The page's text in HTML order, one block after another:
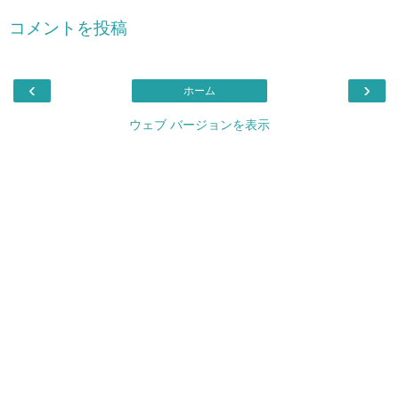
コメントを投稿
‹ ›
ホーム
ウェブ バージョンを表示